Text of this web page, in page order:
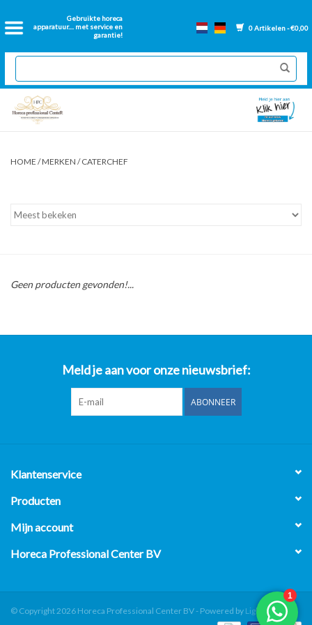
Gebruikte horeca
apparatuur.... met service en
garantie!
0 Artikelen - €0,00
Home
2dehands Horeca
Nieuwe apparatuur
Onderdelen bakwanden
Over ons
HOME /MERKEN /CATERCHEF
Geen producten gevonden!...
Meld je aan voor onze nieuwsbrief:
ABONNEER
Klantenservice
Producten
Mijn account
Horeca Professional Center BV
© Copyright 2026 Horeca Professional Center BV - Powered by Lightspeed